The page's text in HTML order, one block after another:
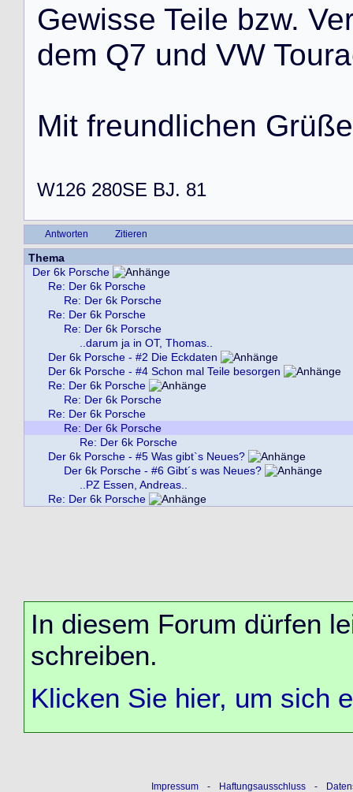
Gewisse Teile bzw. Ve
dem Q7 und VW Toura
Mit freundlichen Grüße
W126 280SE BJ. 81
Antworten Zitieren
Thema
Der 6k Porsche
Re: Der 6k Porsche
Re: Der 6k Porsche
Re: Der 6k Porsche
Re: Der 6k Porsche
..darum ja in OT, Thomas..
Der 6k Porsche - #2 Die Eckdaten
Der 6k Porsche - #4 Schon mal Teile besorgen
Re: Der 6k Porsche
Re: Der 6k Porsche
Re: Der 6k Porsche
Re: Der 6k Porsche
Re: Der 6k Porsche
Der 6k Porsche - #5 Was gibt`s Neues?
Der 6k Porsche - #6 Gibt´s was Neues?
..PZ Essen, Andreas..
Re: Der 6k Porsche
In diesem Forum dürfen
schreiben.
Klicken Sie hier, um sich
Impressum - Haftungsausschluss -